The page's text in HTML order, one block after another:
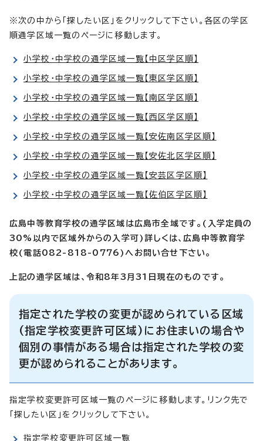
※次の中から「探したい区」をクリックして下さい。各区の学区
順通学区域一覧のページに移動します。
小学校・中学校の通学区域一覧【中区学区順】
小学校・中学校の通学区域一覧【東区学区順】
小学校・中学校の通学区域一覧【南区学区順】
小学校・中学校の通学区域一覧【西区学区順】
小学校・中学校の通学区域一覧【安佐南区学区順】
小学校・中学校の通学区域一覧【安佐北区学区順】
小学校・中学校の通学区域一覧【安芸区学区順】
小学校・中学校の通学区域一覧【佐伯区学区順】
広島中等教育学校の通学区域は広島市全域です。(入学定員の
30%以内で区域外からの入学可)詳しくは、広島中等教育学
校(電話082-818-0776)へお問い合せ下さい。
上記の通学区域は、令和8年3月31日現在のものです。
指定された学校の変更が認められている区域
(指定学校変更許可区域)にお住まいの場合や
個別の事情がある場合は指定された学校の変
更が認められることがあります。
指定学校変更許可区域一覧のページに移動します。リンク先で
「探したい区」をクリックして下さい。
指定学校変更許可区域一覧